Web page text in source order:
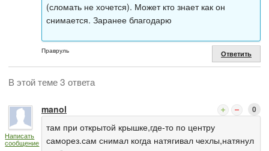
(сломать не хочется). Может кто знает как он
снимается. Заранее благодарю
Правруль Ответить
В этой теме 3 ответа
Написать
сообщение
manol 0
там при открытой крышке,где-то по центру
саморез.сам снимал когда натягивал чехлы,натянул